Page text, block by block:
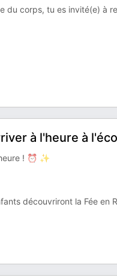
du corps, tu es invité(e) à
à l'heure à
! ⏰ ✨
découvriront la Fée en